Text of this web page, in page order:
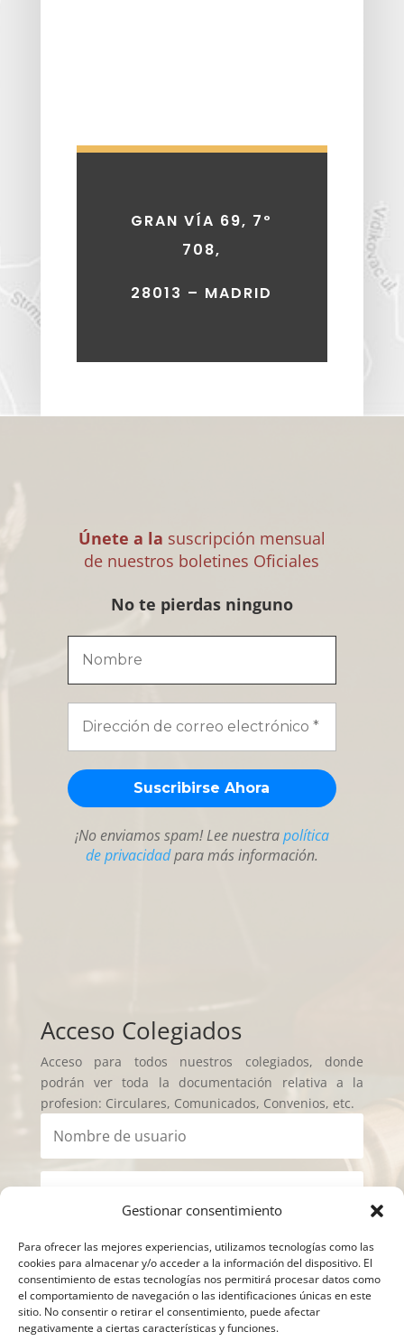
Gestionar consentimiento
Para ofrecer las mejores experiencias, utilizamos tecnologías como las
cookies para almacenar y/o acceder a la información del dispositivo. El
consentimiento de estas tecnologías nos permitirá procesar datos como
el comportamiento de navegación o las identificaciones únicas en este
sitio. No consentir o retirar el consentimiento, puede afectar
negativamente a ciertas características y funciones.
GRAN VÍA 69, 7º
708,
28013 – MADRID
Únete a la suscripción mensual
de nuestros boletines Oficiales
No te pierdas ninguno
¡No enviamos spam! Lee nuestrapolítica
de privacidadpara más información.
Acceso Colegiados
Acceso para todos nuestros colegiados, donde
podrán ver toda la documentación relativa a la
profesion: Circulares, Comunicados, Convenios, etc.
Iniciar sesión
Política de Privacidad